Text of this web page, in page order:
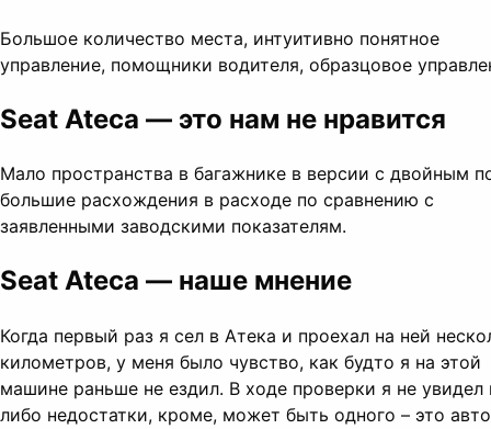
Большое количество места, интуитивно понятное
управление, помощники водителя, образцовое
Seat Ateca — это нам не нравится
Мало пространства в багажнике в версии с двойным
большие расхождения в расходе по сравнению с
заявленными заводскими показателям.
Seat Ateca — наше мнение
Когда первый раз я сел в Атека и проехал на ней
километров, у меня было чувство, как будто я на этой
машине раньше не ездил. В ходе проверки я не увидел
либо недостатки, кроме, может быть одного – это